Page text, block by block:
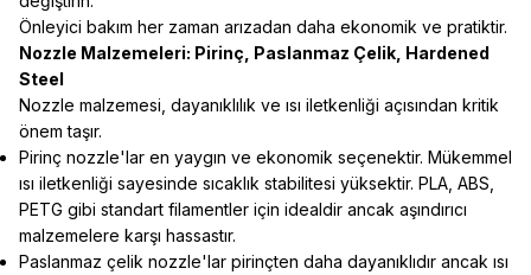
Önleyici bakım her zaman arızadan daha ekonomik ve pratiktir.
Nozzle Malzemeleri: Pirinç, Paslanmaz Çelik, Hardened
Steel
Nozzle malzemesi, dayanıklılık ve ısı iletkenliği açısından kritik
önem taşır.
Pirinç nozzle'lar en yaygın ve ekonomik seçenektir. Mükemmel
ısı iletkenliği sayesinde sıcaklık stabilitesi yüksektir. PLA, ABS,
PETG gibi standart filamentler için idealdir ancak aşındırıcı
malzemelere karşı hassastır.
Paslanmaz çelik nozzle'lar pirinçten daha dayanıklıdır ancak ısı